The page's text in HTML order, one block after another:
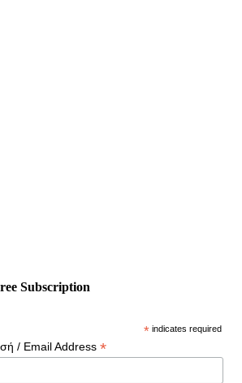
Subscription
* indicates required
/ Email Address *